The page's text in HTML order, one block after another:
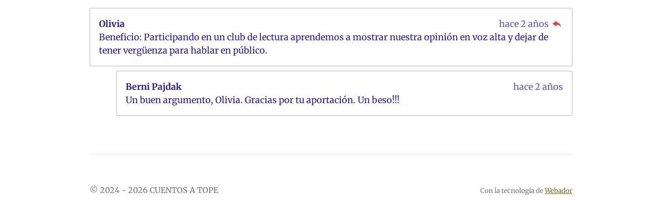
Olivia
hace 2 años
Beneficio: Participando en un club de lectura aprendemos a mostrar nuestra opinión en voz alta y dejar de
tener vergüenza para hablar en público.
Berni Pajdak
hace 2 años
Un buen argumento, Olivia. Gracias por tu aportación. Un beso!!!
© 2024 - 2026 CUENTOS A TOPE Con la tecnología deWebador